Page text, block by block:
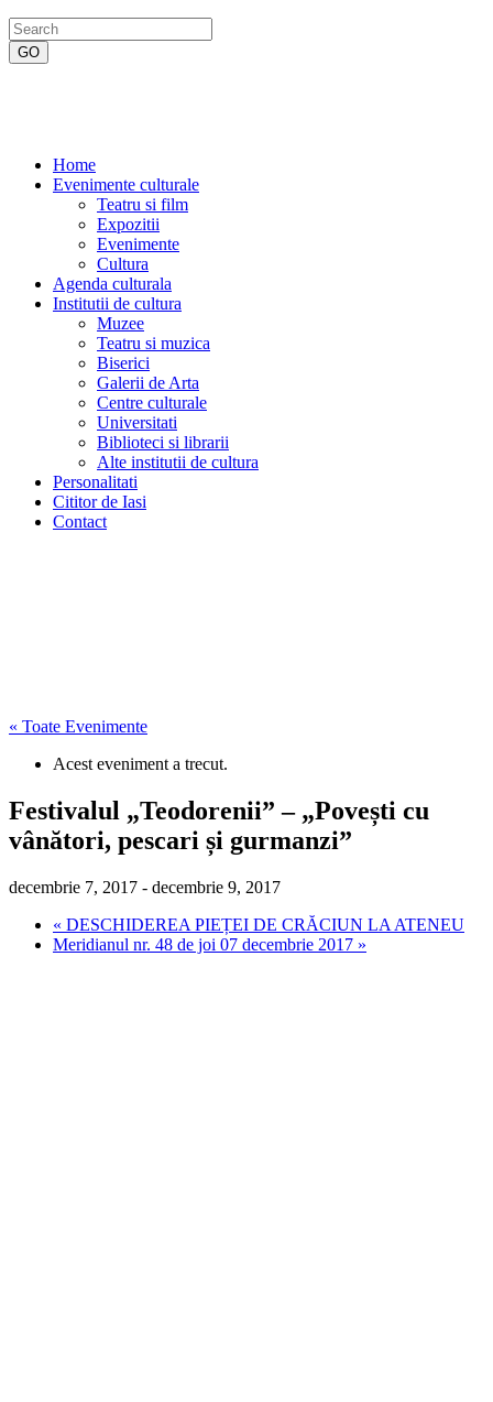
Home
Evenimente culturale
Teatru si film
Expozitii
Evenimente
Cultura
Agenda culturala
Institutii de cultura
Muzee
Teatru si muzica
Biserici
Galerii de Arta
Centre culturale
Universitati
Biblioteci si librarii
Alte institutii de cultura
Personalitati
Cititor de Iasi
Contact
« Toate Evenimente
Acest eveniment a trecut.
Festivalul „Teodorenii” – „Povești cu
vânători, pescari și gurmanzi”
decembrie 7, 2017 - decembrie 9, 2017
« DESCHIDEREA PIEȚEI DE CRĂCIUN LA ATENEU
Meridianul nr. 48 de joi 07 decembrie 2017 »